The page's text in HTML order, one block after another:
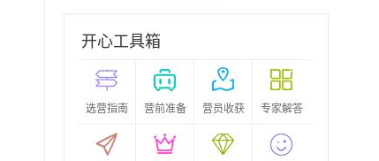
开心工具箱
选营指南 营前准备 营员收获 专家解答